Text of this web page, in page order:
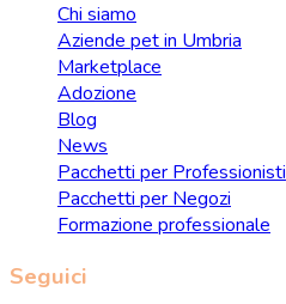
Chi siamo
Aziende pet in Umbria
Marketplace
Adozione
Blog
News
Pacchetti per Professionisti
Pacchetti per Negozi
Formazione professionale
Seguici